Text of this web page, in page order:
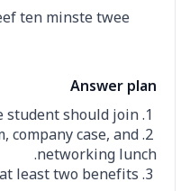
ten minste twee
Answer plan
should join.
company case, and
networking lunch.
least two benefits.